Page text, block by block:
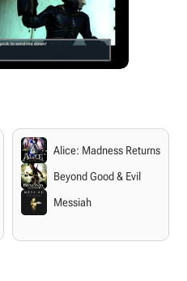
Alice: Madness Returns
Beyond Good & Evil
Messiah